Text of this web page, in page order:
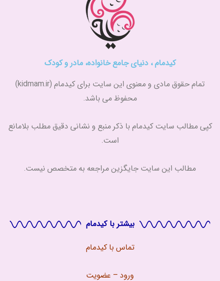
کیدمام ، دنیای جامع خانواده، مادر و کودک
تمام حقوق مادی و معنوی این سایت برای کیدمام (kidmam.ir)
محفوظ می باشد.
کپی مطالب سایت کیدمام با ذکر منبع و نشانی دقیق مطلب بلامانع
است.
مطالب این سایت جایگزین مراجعه به متخصص نیست.
بیشتر با کیدمام
تماس باکیدمام
ورود – عضویت